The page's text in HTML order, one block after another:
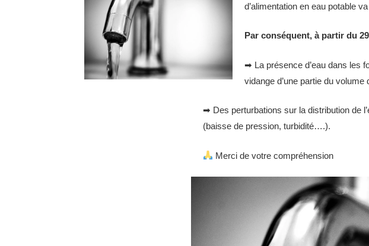
d’alimentation en eau potable
Par conséquent, à partir du
➡ La présence d’eau dans les
vidange d’une partie du volume
➡ Des perturbations sur la distribution de
(baisse de pression, turbidité….).
Merci de votre compréhension